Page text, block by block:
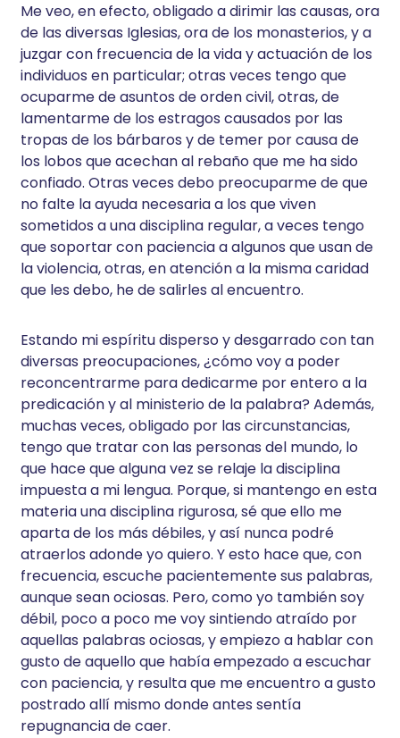
Me veo, en efecto, obligado a dirimir las causas, ora
de las diversas Iglesias, ora de los monasterios, y a
juzgar con frecuencia de la vida y actuación de los
individuos en particular; otras veces tengo que
ocuparme de asuntos de orden civil, otras, de
lamentarme de los estragos causados por las
tropas de los bárbaros y de temer por causa de
los lobos que acechan al rebaño que me ha sido
confiado. Otras veces debo preocuparme de que
no falte la ayuda necesaria a los que viven
sometidos a una disciplina regular, a veces tengo
que soportar con paciencia a algunos que usan de
la violencia, otras, en atención a la misma caridad
que les debo, he de salirles al encuentro.
Estando mi espíritu disperso y desgarrado con tan
diversas preocupaciones, ¿cómo voy a poder
reconcentrarme para dedicarme por entero a la
predicación y al ministerio de la palabra? Además,
muchas veces, obligado por las circunstancias,
tengo que tratar con las personas del mundo, lo
que hace que alguna vez se relaje la disciplina
impuesta a mi lengua. Porque, si mantengo en esta
materia una disciplina rigurosa, sé que ello me
aparta de los más débiles, y así nunca podré
atraerlos adonde yo quiero. Y esto hace que, con
frecuencia, escuche pacientemente sus palabras,
aunque sean ociosas. Pero, como yo también soy
débil, poco a poco me voy sintiendo atraído por
aquellas palabras ociosas, y empiezo a hablar con
gusto de aquello que había empezado a escuchar
con paciencia, y resulta que me encuentro a gusto
postrado allí mismo donde antes sentía
repugnancia de caer.